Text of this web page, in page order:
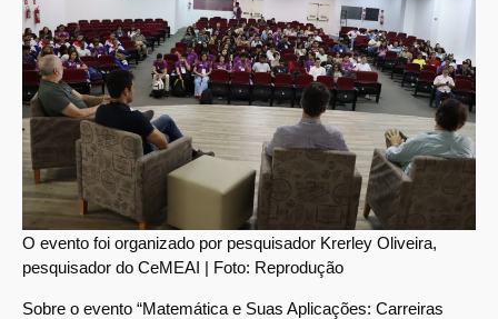
O evento foi organizado por pesquisador Krerley Oliveira,
pesquisador do CeMEAI | Foto: Reprodução
Sobre o evento “Matemática e Suas Aplicações: Carreiras